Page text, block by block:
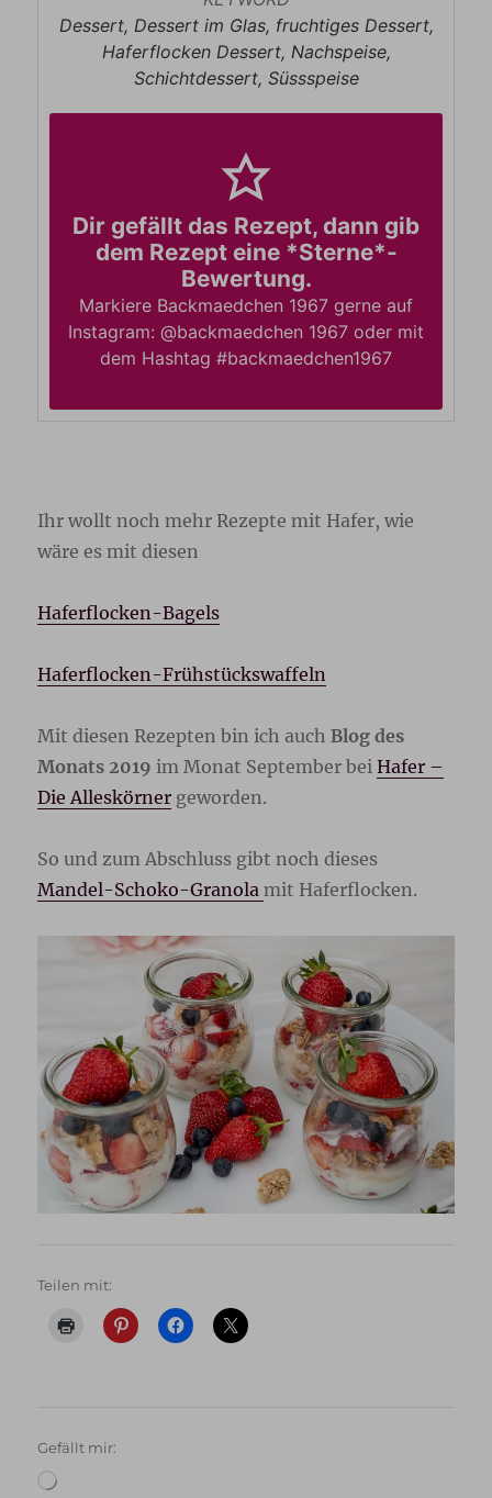
Dessert, Dessert im Glas, fruchtiges Dessert,
Haferflocken Dessert, Nachspeise,
Schichtdessert, Süssspeise
Dir gefällt das Rezept, dann gib
dem Rezept eine *Sterne*-
Bewertung.
Markiere Backmaedchen 1967 gerne auf
Instagram: @backmaedchen 1967 oder mit
dem Hashtag #backmaedchen1967
Ihr wollt noch mehr Rezepte mit Hafer, wie
wäre es mit diesen
Haferflocken-Bagels
Haferflocken-Frühstückswaffeln
Mit diesen Rezepten bin ich auchBlog des
Monats 2019 im Monat September beiHafer –
Die Alleskörner geworden.
So und zum Abschluss gibt noch dieses
Mandel-Schoko-Granolamit Haferflocken.
Teilen mit:
Gefällt mir:
Wird
geladen …